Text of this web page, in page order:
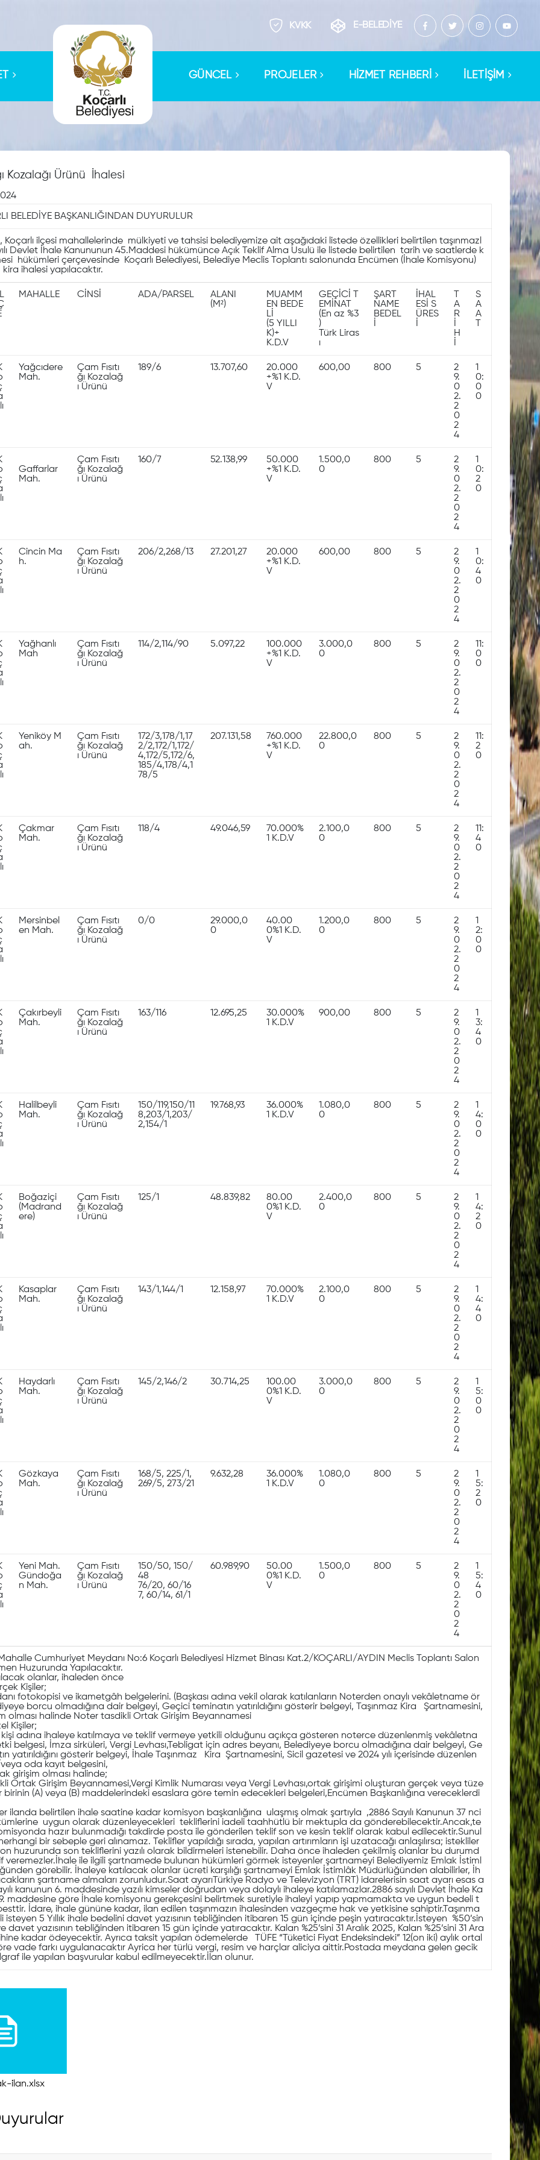
KVKK E-BELEDİYE
GÜNCEL PROJELER HİZMET REHBERİ İLETİŞİM
Kozalağı Ürünü İhalesi
BELEDİYE BAŞKANLIĞINDAN DUYURULUR
ilçesi mahallelerinde mülkiyeti ve tahsisi belediyemize ait aşağıdaki listede özellikleri belirtilen taşınmazl
Devlet İhale Kanununun 45.Maddesi hükümünce Açık Teklif Alma Usulü ile listede belirtilen tarih ve saatlerde k
hükümleri çerçevesinde Koçarlı Belediyesi, Belediye Meclis Toplantı salonunda Encümen (İhale Komisyonu)
ihalesi yapılacaktır.
İL
MAHALLE CİNSİ ADA/PARSEL
ALANI
(M²)
MUAMM
EN BEDE
Lİ
(5 YILLI
K)+
K.D.V
GEÇİCİ T
EMİNAT
(En az %3
)
Türk Liras
ı
ŞART
NAME
BEDEL
İHAL
ESİ S
ÜRES
A
R
H
S
A
A
Yağcıdere
Mah.
Çam Fısıtı
ğı Kozalağ
ı Ürünü
189/6 13.707,60
20.000
+%1 K.D.
V
600,00 800 5
2
9.
0
2.
2
0
2
4
1
0:
0
0
Gaffarlar
Mah.
Çam Fısıtı
ğı Kozalağ
ı Ürünü
160/7 52.138,99
50.000
+%1 K.D.
V
1.500,0
0
800 5
2
9.
0
2.
2
0
2
4
1
0:
2
0
Cincin Ma
h.
Çam Fısıtı
ğı Kozalağ
ı Ürünü
206/2,268/13 27.201,27
20.000
+%1 K.D.
V
600,00 800 5
2
9.
0
2.
2
0
2
4
1
0:
4
0
Yağhanlı
Mah
Çam Fısıtı
ğı Kozalağ
ı Ürünü
114/2,114/90 5.097,22
100.000
+%1 K.D.
V
3.000,0
0
800 5
2
9.
0
2.
2
0
2
4
11:
0
0
Yeniköy M
ah.
Çam Fısıtı
ğı Kozalağ
ı Ürünü
172/3,178/1,17
2/2,172/1,172/
4,172/5,172/6,
185/4,178/4,1
78/5
207.131,58
760.000
+%1 K.D.
V
22.800,0
0
800 5
2
9.
0
2.
2
0
2
4
11:
2
0
Çakmar
Mah.
Çam Fısıtı
ğı Kozalağ
ı Ürünü
118/4 49.046,59
70.000%
1 K.D.V
2.100,0
0
800 5
2
9.
0
2.
2
0
2
4
11:
4
0
Mersinbel
en Mah.
Çam Fısıtı
ğı Kozalağ
ı Ürünü
0/0
29.000,0
0
40.00
0%1 K.D.
V
1.200,0
0
800 5
2
9.
0
2.
2
0
2
4
1
2:
0
0
Çakırbeyli
Mah.
Çam Fısıtı
ğı Kozalağ
ı Ürünü
163/116 12.695,25
30.000%
1 K.D.V
900,00 800 5
2
9.
0
2.
2
0
2
4
1
3:
4
0
Halilbeyli
Mah.
Çam Fısıtı
ğı Kozalağ
ı Ürünü
150/119,150/11
8,203/1,203/
2,154/1
19.768,93
36.000%
1 K.D.V
1.080,0
0
800 5
2
9.
0
2.
2
0
2
4
1
4:
0
0
Boğaziçi
(Madrand
ere)
Çam Fısıtı
ğı Kozalağ
ı Ürünü
125/1 48.839,82
80.00
0%1 K.D.
V
2.400,0
0
800 5
2
9.
0
2.
2
0
2
4
1
4:
2
0
Kasaplar
Mah.
Çam Fısıtı
ğı Kozalağ
ı Ürünü
143/1,144/1 12.158,97
70.000%
1 K.D.V
2.100,0
0
800 5
2
9.
0
2.
2
0
2
4
1
4:
4
0
Haydarlı
Mah.
Çam Fısıtı
ğı Kozalağ
ı Ürünü
145/2,146/2 30.714,25
100.00
0%1 K.D.
V
3.000,0
0
800 5
2
9.
0
2.
2
0
2
4
1
5:
0
0
Gözkaya
Mah.
Çam Fısıtı
ğı Kozalağ
ı Ürünü
168/5, 225/1,
269/5, 273/21
9.632,28
36.000%
1 K.D.V
1.080,0
0
800 5
2
9.
0
2.
2
0
2
4
1
5:
2
0
Yeni Mah.
Gündoğa
n Mah.
Çam Fısıtı
ğı Kozalağ
ı Ürünü
150/50, 150/
48
76/20, 60/16
7, 60/14, 61/1
60.989,90
50.00
0%1 K.D.
V
1.500,0
0
800 5
2
9.
0
2.
2
0
2
4
1
5:
4
0
Cumhuriyet Meydanı No:6 Koçarlı Belediyesi Hizmet Binası Kat.2/KOÇARLI/AYDIN Meclis Toplantı Salon
Huzurunda Yapılacaktır.
olanlar, ihaleden önce
Kişiler;
fotokopisi ve ikametgâh belgelerini. (Başkası adına vekil olarak katılanların Noterden onaylı vekâletname ör
borcu olmadığına dair belgeyi, Geçici teminatın yatırıldığını gösterir belgeyi, Taşınmaz Kira Şartnamesini,
olması halinde Noter tasdikli Ortak Girişim Beyannamesi
kişi adına ihaleye katılmaya ve teklif vermeye yetkili olduğunu açıkça gösteren noterce düzenlenmiş vekâletna
belgesi, İmza sirküleri, Vergi Levhası,Tebligat için adres beyanı, Belediyeye borcu olmadığına dair belgeyi, Ge
yatırıldığını gösterir belgeyi, İhale Taşınmaz Kira Şartnamesini, Sicil gazetesi ve 2024 yılı içerisinde düzenlen
oda kayıt belgesini,
olması halinde;
Ortak Girişim Beyannamesi,Vergi Kimlik Numarası veya Vergi Levhası,ortak girişimi oluşturan gerçek veya tüze
birinin (A) veya (B) maddelerindeki esaslara göre temin edecekleri belgeleri,Encümen Başkanlığına vereceklerdi
belirtilen ihale saatine kadar komisyon başkanlığına ulaşmış olmak şartıyla ,2886 Sayılı Kanunun 37 nci
uygun olarak düzenleyecekleri tekliflerini iadeli taahhütlü bir mektupla da gönderebilecektir.Ancak,te
hazır bulunmadığı takdirde posta ile gönderilen teklif son ve kesin teklif olarak kabul edilecektir.Sunul
bir sebeple geri alınamaz. Teklifler yapıldığı sırada, yapılan artırımların işi uzatacağı anlaşılırsa; istekliler
huzurunda son tekliflerini yazılı olarak bildirmeleri istenebilir. Daha önce ihaleden çekilmiş olanlar bu durumd
veremezler.İhale ile ilgili şartnamede bulunan hükümleri görmek isteyenler şartnameyi Belediyemiz Emlak İstiml
görebilir. İhaleye katılacak olanlar ücreti karşılığı şartnameyi Emlak İstimlâk Müdürlüğünden alabilirler, İh
şartname almaları zorunludur.Saat ayarıTürkiye Radyo ve Televizyon (TRT) idarelerisin saat ayarı esas a
kanunun 6. maddesinde yazılı kimseler doğrudan veya dolaylı ihaleye katılamazlar.2886 sayılı Devlet İhale Ka
maddesine göre İhale komisyonu gerekçesini belirtmek suretiyle ihaleyi yapıp yapmamakta ve uygun bedeli t
İdare, ihale gününe kadar, ilan edilen taşınmazın ihalesinden vazgeçme hak ve yetkisine sahiptir.Taşınma
isteyen 5 Yıllık ihale bedelini davet yazısının tebliğinden itibaren 15 gün içinde peşin yatıracaktır.İsteyen %50’sin
davet yazısının tebliğinden itibaren 15 gün içinde yatıracaktır. Kalan %25’sini 31 Aralık 2025, Kalan %25’sini 31 Ara
kadar ödeyecektir. Ayrıca taksit yapılan ödemelerde TÜFE “Tüketici Fiyat Endeksindeki” 12(on iki) aylık ortal
vade farkı uygulanacaktır Ayrica her türlü vergi, resim ve harçlar aliciya aittir.Postada meydana gelen gecik
ile yapılan başvurular kabul edilmeyecektir.İlan olunur.
i̇lan.xlsx